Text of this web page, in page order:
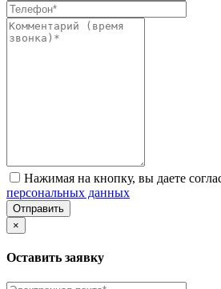
Нажимая на кнопку, вы даете
персональных данных
Отправить
×
Оставить заявку